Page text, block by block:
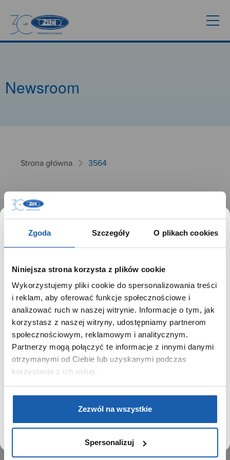
Zgoda Szczegóły O plikach cookies
Niniejsza strona korzysta z plików cookie
Wykorzystujemy pliki cookie do spersonalizowania treści
i reklam, aby oferować funkcje społecznościowe i
analizować ruch w naszej witrynie. Informacje o tym, jak
korzystasz z naszej witryny, udostępniamy partnerom
społecznościowym, reklamowym i analitycznym.
Partnerzy mogą połączyć te informacje z innymi danymi
otrzymanymi od Ciebie lub uzyskanymi podczas
korzystania z ich usług.
Zezwól na wszystkie
Spersonalizuj
Newsroom
Strona główna 3564
3564
02.10.2024
GRUPA ZIBI
Historia
Misja, wizja i wartości Grupy Zibi
Ważne daty
Kariera
Zgoda na ciasteczka
PRODUKTY
Kalkulatory
SIECI SPRZEDAŻY
SZANOWNY UŻYTKOWNIKU,
SZANOWNA UŻYTKOWNICZKO
Używamy plików cookie w celach analitycznych,
statystycznych i marketingowych, w tym aby analizować
ruch w tej witrynie, optymalizować jej działanie oraz
zapamiętywać Twoje preferencje.